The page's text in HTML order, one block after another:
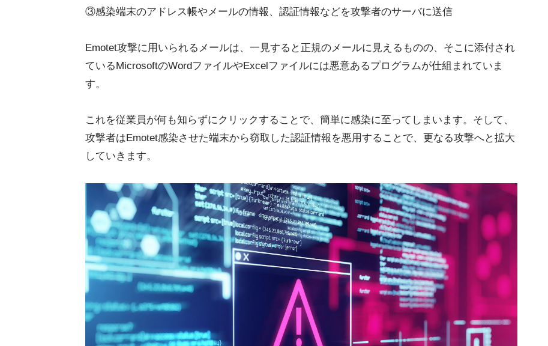
③感染端末のアドレス帳やメールの情報、認証情報などを攻撃者のサーバに送信
Emotet攻撃に用いられるメールは、一見すると正規のメールに見えるものの、そこに添付され
ているMicrosoftのWordファイルやExcelファイルには悪意あるプログラムが仕組まれていま
す。
これを従業員が何も知らずにクリックすることで、簡単に感染に至ってしまいます。そして、
攻撃者はEmotet感染させた端末から窃取した認証情報を悪用することで、更なる攻撃へと拡大
していきます。